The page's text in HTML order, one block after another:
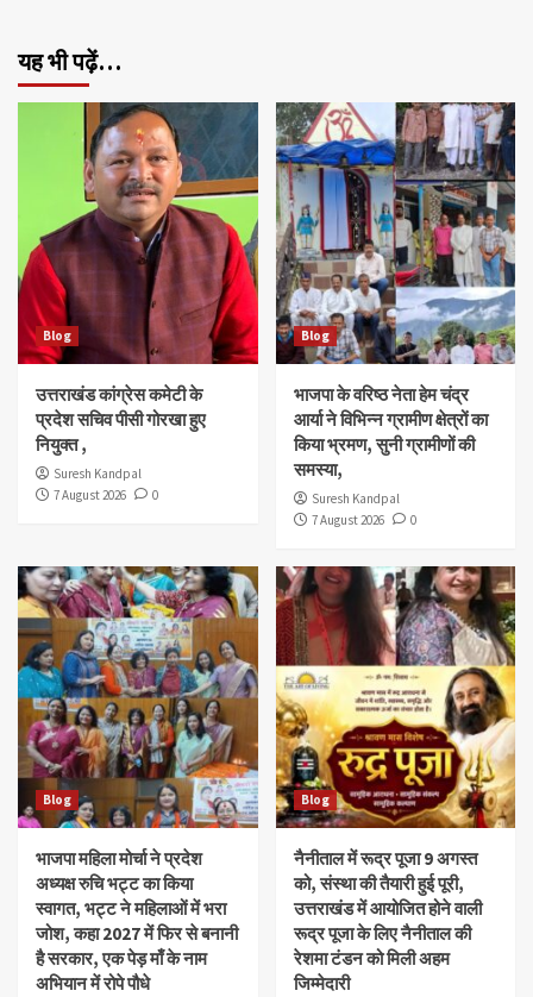
यह भी पढ़ें…
Blog
उत्तराखंड कांग्रेस कमेटी के
प्रदेश सचिव पीसी गोरखा हुए
नियुक्त ,
Suresh Kandpal
7 August 2026
0
Blog
भाजपा के वरिष्ठ नेता हेम चंद्र
आर्या ने विभिन्न ग्रामीण क्षेत्रों का
किया भ्रमण, सुनी ग्रामीणों की
समस्या,
Suresh Kandpal
7 August 2026
0
Blog
भाजपा महिला मोर्चा ने प्रदेश
अध्यक्ष रुचि भट्ट का किया
स्वागत, भट्ट ने महिलाओं में भरा
जोश, कहा 2027 में फिर से बनानी
है सरकार, एक पेड़ माँ के नाम
अभियान में रोपे पौधे
Blog
नैनीताल में रूद्र पूजा 9 अगस्त
को, संस्था की तैयारी हुई पूरी,
उत्तराखंड में आयोजित होने वाली
रूद्र पूजा के लिए नैनीताल की
रेशमा टंडन को मिली अहम
जिम्मेदारी